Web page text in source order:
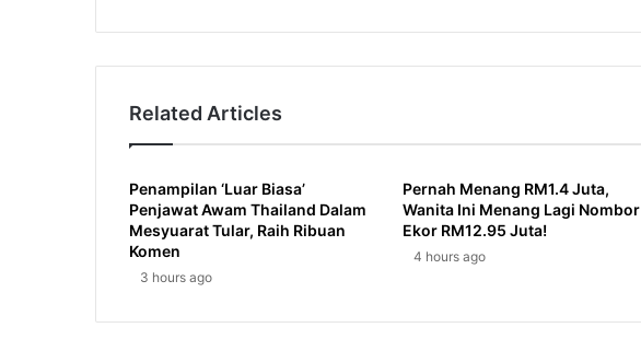
Related Articles
Penampilan ‘Luar Biasa’
Penjawat Awam Thailand Dalam
Mesyuarat Tular, Raih Ribuan
Komen
3 hours ago
Pernah Menang RM1.4 Juta,
Wanita Ini Menang Lagi Nombor
Ekor RM12.95 Juta!
4 hours ago